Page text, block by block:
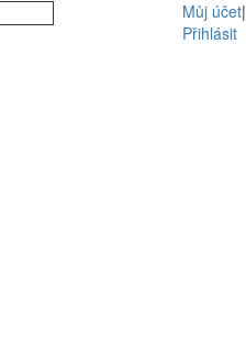
Můj účet|
Přihlásit